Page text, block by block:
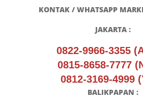
KONTAK / WHATSAPP
JAKARTA :
0822-9966-3355
0815-8658-7777
0812-3169-4999
BALIKPAPAN :